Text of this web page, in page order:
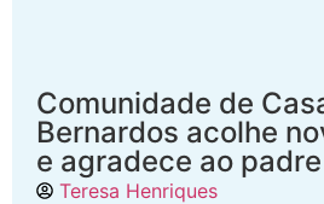
Comunidade de
Bernardos acolhe
e agradece ao
Teresa Henriques